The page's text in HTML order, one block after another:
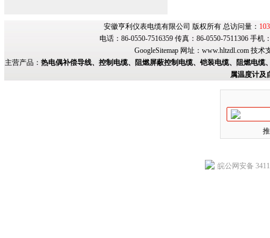
安徽亨利仪表电缆有限公司 版权所有 总访问量：
电话：86-0550-7516359 传真：86-0550-7511306 手
GoogleSitemap网址： www.hltzdl.com技术
主营产品： 热电偶补偿导线、控制电缆、阻燃屏蔽控制电缆、铠装电缆、阻燃电
属温度计及
皖公网安备